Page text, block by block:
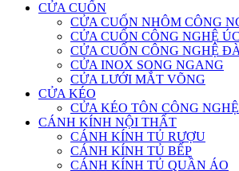
CỬA CUỐN
CỬA CUỐN NHÔM CÔNG
CỬA CUỐN CÔNG NGHỆ ÚC
CỬA CUỐN CÔNG NGHỆ
CỬA INOX SONG NGANG
CỬA LƯỚI MẮT VÕNG
CỬA KÉO
CỬA KÉO TÔN CÔNG
CÁNH KÍNH NỘI THẤT
CÁNH KÍNH TỦ RƯỢU
CÁNH KÍNH TỦ BẾP
CÁNH KÍNH TỦ QUẦN ÁO